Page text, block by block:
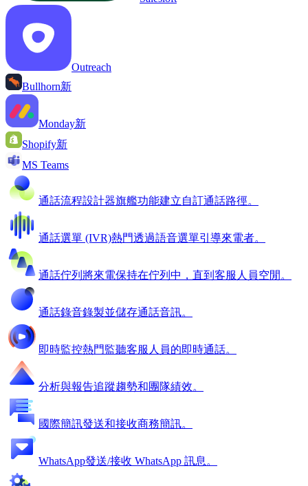
Outreach
Bullhorn新
Monday新
Shopify新
MS Teams
通話流程設計器旗艦功能建立自訂通話路徑。
通話選單 (IVR)熱門透過語音選單引導來電者。
通話佇列 將來電保持在佇列中，直到客服人員空閒。
通話錄音錄製並儲存通話音訊。
即時監控熱門監聽客服人員的即時通話。
分析與報告追蹤趨勢和團隊績效。
國際簡訊發送和接收商務簡訊。
WhatsApp發送/接收 WhatsApp 訊息。